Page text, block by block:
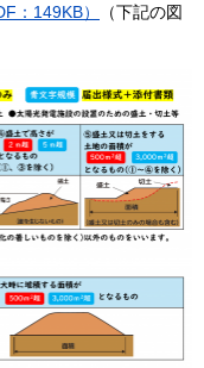
：149KB）
（下記の図